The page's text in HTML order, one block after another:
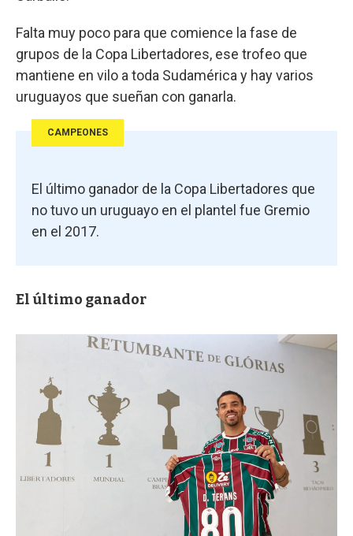
Falta muy poco para que comience la fase de
grupos de la Copa Libertadores, ese trofeo que
mantiene en vilo a toda Sudamérica y hay varios
uruguayos que sueñan con ganarla.
CAMPEONES
El último ganador de la Copa Libertadores que
no tuvo un uruguayo en el plantel fue Gremio
en el 2017.
El último ganador